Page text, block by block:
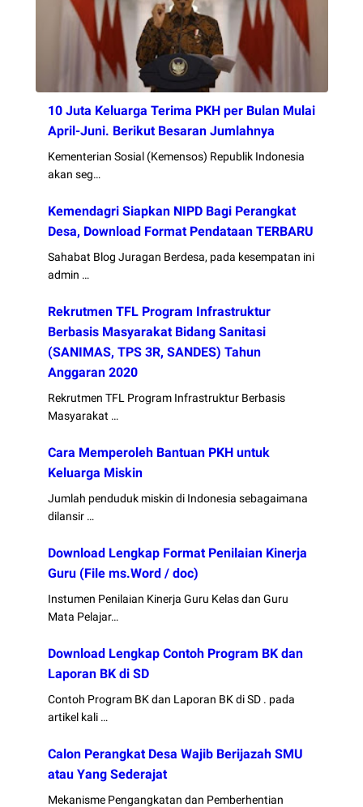
10 Juta Keluarga Terima PKH per Bulan Mulai
April-Juni. Berikut Besaran Jumlahnya
Kementerian Sosial (Kemensos) Republik Indonesia
akan seg…
Kemendagri Siapkan NIPD Bagi Perangkat
Desa, Download Format Pendataan TERBARU
Sahabat Blog Juragan Berdesa, pada kesempatan ini
admin …
Rekrutmen TFL Program Infrastruktur
Berbasis Masyarakat Bidang Sanitasi
(SANIMAS, TPS 3R, SANDES) Tahun
Anggaran 2020
Rekrutmen TFL Program Infrastruktur Berbasis
Masyarakat …
Cara Memperoleh Bantuan PKH untuk
Keluarga Miskin
Jumlah penduduk miskin di Indonesia sebagaimana
dilansir …
Download Lengkap Format Penilaian Kinerja
Guru (File ms.Word / doc)
Instumen Penilaian Kinerja Guru Kelas dan Guru
Mata Pelajar…
Download Lengkap Contoh Program BK dan
Laporan BK di SD
Contoh Program BK dan Laporan BK di SD . pada
artikel kali …
Calon Perangkat Desa Wajib Berijazah SMU
atau Yang Sederajat
Mekanisme Pengangkatan dan Pemberhentian